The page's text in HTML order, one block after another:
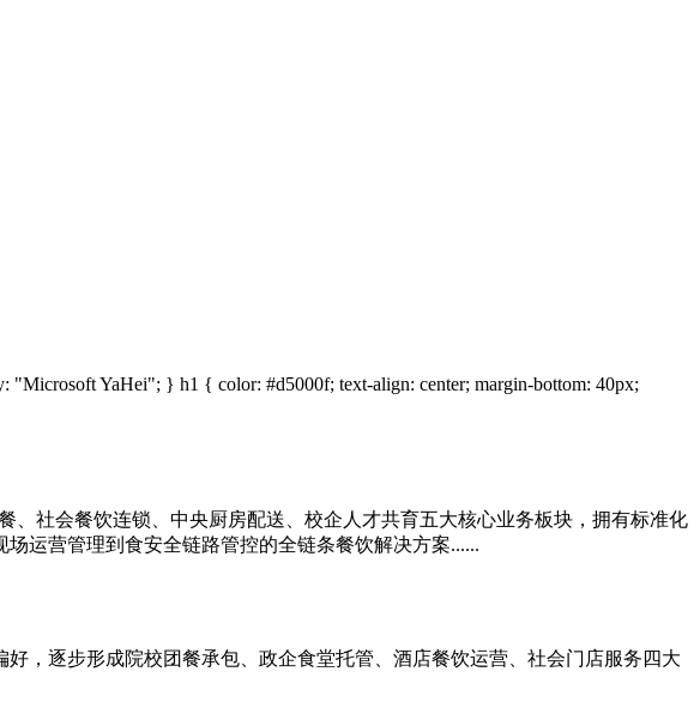
YaHei"; } h1 { color: #d5000f; text-align: center; margin-bottom: 40px;
社会餐饮连锁、中央厨房配送、校企人才共育五大核心业务板块，拥有标准化
运营管理到食安全链路管控的全链条餐饮解决方案......
，逐步形成院校团餐承包、政企食堂托管、酒店餐饮运营、社会门店服务四大